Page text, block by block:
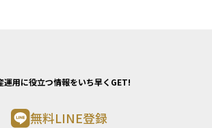
運用に役立つ情報をいち早くGET!
無料LINE登録